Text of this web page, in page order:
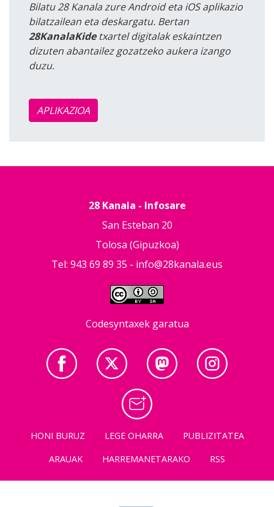
Bilatu 28 Kanala zure Android eta iOS aplikazio
bilatzailean eta deskargatu. Bertan
28KanalaKidetxartel digitalak eskaintzen
dizuten abantailez gozatzeko aukera izango
duzu.
APLIKAZIOA
28 Kanala - Infosare
San Esteban 20
Tolosa (Gipuzkoa)
Tel: 943 69 89 35 - info@28kanala.eus
Codesyntaxek garatua
HONI BURUZ LEGE OHARRA
PUBLIZITATEA
ARAUAK
HARREMANETARAKO RSS